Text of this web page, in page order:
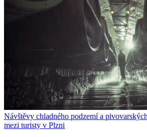
Návštěvy chladného podzemí a
mezi turisty v Plzni